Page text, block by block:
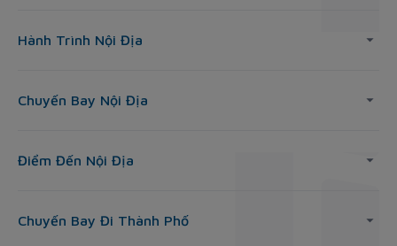
Hành Trình Nội Địa
Chuyến Bay Nội Địa
Điểm Đến Nội Địa
Chuyến Bay Đi Thành Phố